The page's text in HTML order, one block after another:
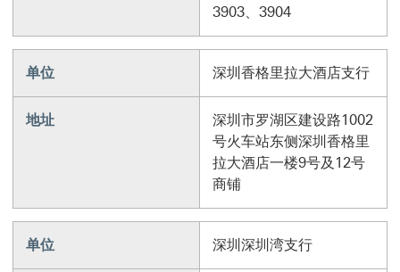
3903、3904
单位 深圳香格里拉大酒店支行
地址
深圳市罗湖区建设路1002
号火车站东侧深圳香格里
拉大酒店一楼9号及12号
商铺
单位 深圳深圳湾支行